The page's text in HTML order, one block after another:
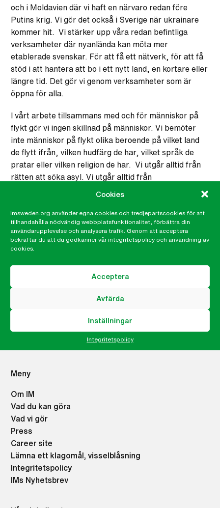
Cookies
imsweden.org använder egna cookies och tredjepartscookies för att
tillhandahålla nödvändig webbplatsfunktionalitet, förbättra din
användarupplevelse och analysera trafik. Genom att acceptera
bekräftar du att du godkänner vår integritetspolicy och användning av
cookies.
Acceptera
Avfärda
Inställningar
Integritetspolicy
och i Moldavien där vi haft en närvaro redan före
Putins krig. Vi gör det också i Sverige när ukrainare
kommer hit. Vi stärker upp våra redan befintliga
verksamheter där nyanlända kan möta mer
etablerade svenskar. För att få ett nätverk, för att få
stöd i att hantera att bo i ett nytt land, en kortare eller
längre tid. Det gör vi genom verksamheter som är
öppna för alla.
I vårt arbete tillsammans med och för människor på
flykt gör vi ingen skillnad på människor. Vi bemöter
inte människor på flykt olika beroende på vilket land
de flytt ifrån, vilken hudfärg de har, vilket språk de
pratar eller vilken religion de har. Vi utgår alltid från
rätten att söka asyl. Vi utgår alltid från
Välkommen med!
Generalsekreterare
046-32 99 35
Meny
Om IM
Vad du kan göra
Vad vi gör
Press
Career site
Lämna ett klagomål, visselblåsning
Integritetspolicy
IMs Nyhetsbrev